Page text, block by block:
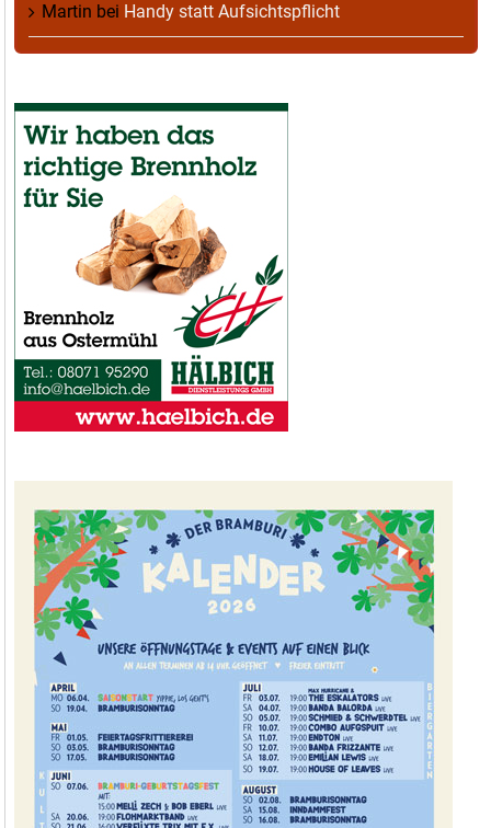
Martin bei Handy statt Aufsichtspflicht